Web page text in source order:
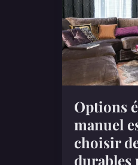
Options
manuel
choisir
durables